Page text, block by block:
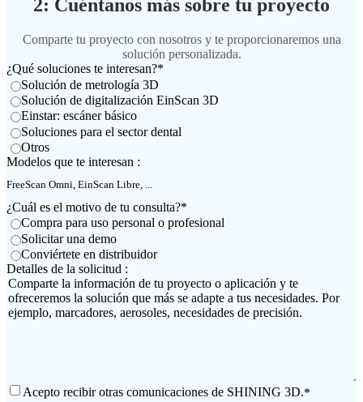
Aoralscan ElfNEUVO
Aoralscan Elite Wireless
Aoralscan Elite
Aoralscan 3 Wireless
Aoralscan 3
AutoScan-DS-EX Pro (H)
Impresión 3D
Ceramix-Nano
AccuFab-Aris
NEUVO
AccuFab F1
AccuFab CEL
e-MotionNUEVO
2: Cuéntanos más sobre tu proyecto
Comparte tu proyecto con nosotros y te proporcionaremos una
solución personalizada.
¿Qué soluciones te interesan?*
Solución de metrología 3D
Solución de digitalización EinScan 3D
Einstar: escáner básico
Soluciones para el sector dental
Otros
Modelos que te interesan :
¿Cuál es el motivo de tu consulta?*
Compra para uso personal o profesional
Solicitar una demo
Conviértete en distribuidor
Detalles de la solicitud :
Comparte la información de tu proyecto o aplicación y te
ofreceremos la solución que más se adapte a tus necesidades. Por
ejemplo, marcadores, aerosoles, necesidades de precisión.
Acepto recibir otras comunicaciones de SHINING 3D.*